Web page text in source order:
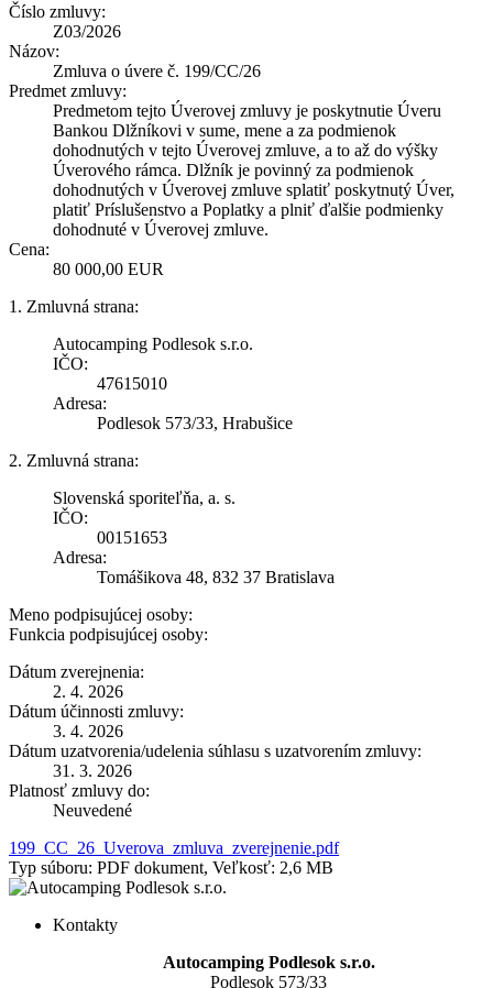
Číslo zmluvy:
Z03/2026
Názov:
Zmluva o úvere č. 199/CC/26
Predmet zmluvy:
Predmetom tejto Úverovej zmluvy je poskytnutie Úveru
Bankou Dlžníkovi v sume, mene a za podmienok
dohodnutých v tejto Úverovej zmluve, a to až do výšky
Úverového rámca. Dlžník je povinný za podmienok
dohodnutých v Úverovej zmluve splatiť poskytnutý Úver,
platiť Príslušenstvo a Poplatky a plniť ďalšie podmienky
dohodnuté v Úverovej zmluve.
Cena:
80 000,00 EUR
1. Zmluvná strana:
Autocamping Podlesok s.r.o.
IČO:
47615010
Adresa:
Podlesok 573/33, Hrabušice
2. Zmluvná strana:
Slovenská sporiteľňa, a. s.
IČO:
00151653
Adresa:
Tomášikova 48, 832 37 Bratislava
Meno podpisujúcej osoby:
Funkcia podpisujúcej osoby:
Dátum zverejnenia:
2. 4. 2026
Dátum účinnosti zmluvy:
3. 4. 2026
Dátum uzatvorenia/udelenia súhlasu s uzatvorením zmluvy:
31. 3. 2026
Platnosť zmluvy do:
Neuvedené
199_CC_26_Uverova_zmluva_zverejnenie.pdf
Typ súboru: PDF dokument, Veľkosť: 2,6 MB
Kontakty
Autocamping Podlesok s.r.o.
Podlesok 573/33